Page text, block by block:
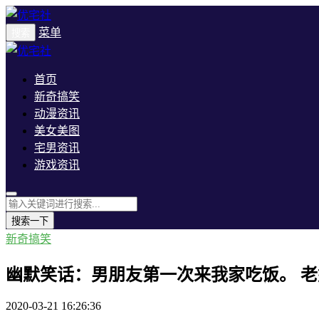
菜单
首页
新奇搞笑
动漫资讯
美女美图
宅男资讯
游戏资讯
搜索一下
新奇搞笑
幽默笑话：男朋友第一次来我家吃饭。
2020-03-21 16:26:36